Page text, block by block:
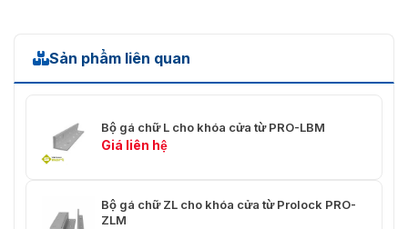
Sản phẩm liên quan
Bộ gá chữ L cho khóa cửa từ PRO-LBM
Giá liên hệ
Bộ gá chữ ZL cho khóa cửa từ Prolock PRO-
ZLM